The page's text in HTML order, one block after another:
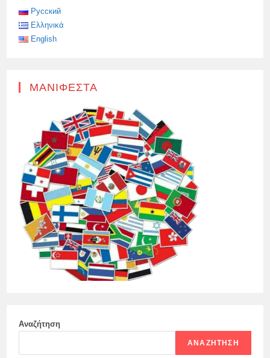
Русский
Ελληνικά
English
ΜΑΝΙΦΈΣΤΑ
Αναζήτηση
ΑΝΑΖΉΤΗΣΗ